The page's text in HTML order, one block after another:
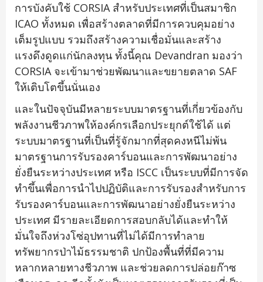
การบังคับใช้ CORSIA สำหรับประเทศที่เป็นสมาชิก
ICAO ทั้งหมด เพื่อสร้างตลาดที่มีการควบคุมอย่าง
เต็มรูปแบบ รวมถึงสร้างความเชื่อมั่นและสร้าง
แรงดึงดูดแก่นักลงทุน ทั้งนี้คุณ Devandran มองว่า
CORSIA จะเข้ามาช่วยพัฒนาและขยายตลาด SAF
ให้เติบโตขึ้นนั่นเอง
และในปัจจุบันมีหลายระบบมาตรฐานที่เกี่ยวข้องกับ
พลังงานชีวภาพให้องค์กรเลือกประยุกต์ใช้ได้ แต่
ระบบมาตรฐานที่เป็นที่รู้จักมากที่สุดคงหนีไม่พ้น
มาตรฐานการรับรองคาร์บอนและการพัฒนาอย่าง
ยั่งยืนระหว่างประเทศ หรือ ISCC เป็นระบบที่มีการจัด
ทำขึ้นเพื่อการนำไปปฏิบัติและการรับรองสำหรับการ
รับรองคาร์บอนและการพัฒนาอย่างยั่งยืนระหว่าง
ประเทศ มีรายละเอียดการสอบกลับได้และทำให้
มั่นใจถึงห่วงโซ่อุปทานที่ไม่ได้มีการทำลาย
ทรัพยากรป่าไม้ธรรมชาติ ปกป้องพื้นที่ที่มีความ
หลากหลายทางชีวภาพ และช่วยลดการปล่อยก๊าซ